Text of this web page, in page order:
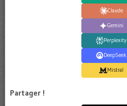
Claude
Gemini
Perplexity
DeepSeek
Mistral
Partager !